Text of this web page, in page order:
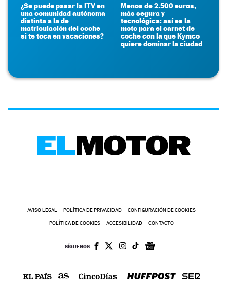
¿Se puede pasar la ITV en
una comunidad autónoma
distinta a la de
matriculación del coche
si te toca en vacaciones?
Menos de 2.500 euros,
más segura y
tecnológica: así es la
moto para el carnet de
coche con la que Kymco
quiere dominar la ciudad
AVISO LEGAL POLÍTICA DE PRIVACIDAD CONFIGURACIÓN DE COOKIES
POLÍTICA DE COOKIES ACCESIBILIDAD CONTACTO
SÍGUENOS: